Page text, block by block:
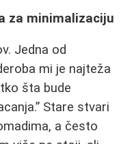
za minimalizaciju
Jedna od
mi je najteža
šta bude
Stare stvari
a često